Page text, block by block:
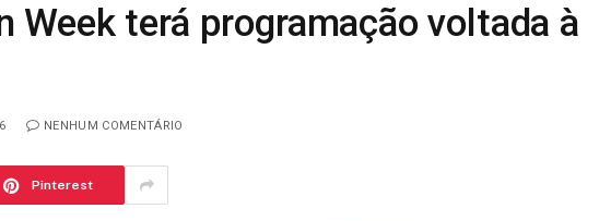
Week terá programação voltada à
NENHUM COMENTÁRIO
Pinterest